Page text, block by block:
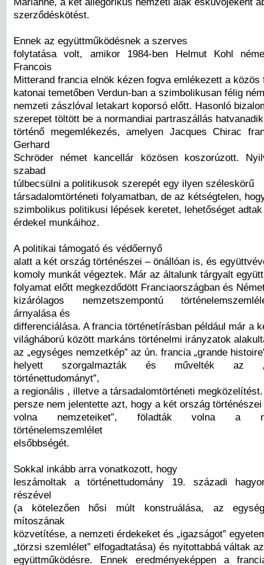
szerződéskötést.
Ennek az együttműködésnek a szerves
folytatása volt, amikor 1984-ben Helmut Kohl
Francois
Mitterand francia elnök kézen fogva emlékezett a közös
katonai temetőben Verdun-ban a szimbolikusan félig
nemzeti zászlóval letakart koporsó előtt. Hasonló
szerepet töltött be a normandiai partraszállás
történő megemlékezés, amelyen Jacques Chirac
Gerhard
Schröder német kancellár közösen koszorúzott.
szabad
túlbecsülni a politikusok szerepét egy ilyen széleskörű
társadalomtörténeti folyamatban, de az kétségtelen,
szimbolikus politikusi lépések keretet, lehetőséget
érdekel munkáihoz.
A politikai támogató és védőernyő
alatt a két ország történészei – önállóan is, és
komoly munkát végeztek. Már az általunk tárgyalt
folyamat előtt megkezdődött Franciaországban és
kizárólagos nemzetszempontú
árnyalása és
differenciálása. A francia történetírásban például már a
világháború között markáns történelmi irányzatok
az „egységes nemzetkép” az ún. francia „grande
helyett szorgalmazták és művelték az
történettudományt”,
a regionális , illetve a társadalomtörténeti
persze nem jelentette azt, hogy a két ország történészei
volna nemzeteiket”, föladták volna a
történelemszemlélet
elsőbbségét.
Sokkal inkább arra vonatkozott, hogy
leszámoltak a történettudomány 19. századi
részével
(a kötelezően hősi múlt konstruálása, az
mítoszának
közvetítése, a nemzeti érdekeket és „igazságot”
„törzsi szemlélet” elfogadtatása) és nyitottabbá váltak az
együttműködésre. Ennek eredményeképpen a